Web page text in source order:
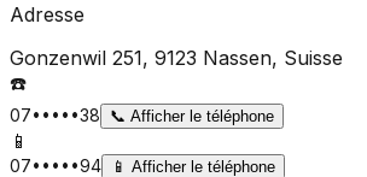
Adresse
Gonzenwil 251, 9123 Nassen, Suisse
☎️
07•••••38 📞 Afficher le téléphone
📱
07•••••94 📱 Afficher le téléphone